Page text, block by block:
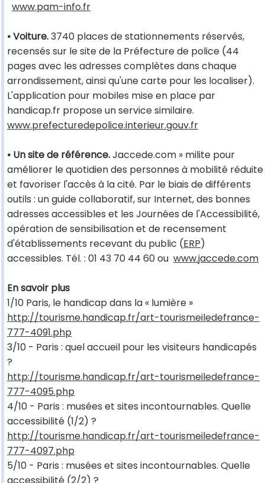
www.pam-info.fr
• Voiture.3740 places de stationnements réservés,
recensés sur le site de la Préfecture de police (44
pages avec les adresses complètes dans chaque
arrondissement, ainsi qu'une carte pour les localiser).
L'application pour mobiles mise en place par
handicap.fr propose un service similaire.
www.prefecturedepolice.interieur.gouv.fr
• Un site de référence.Jaccede.com » milite pour
améliorer le quotidien des personnes à mobilité réduite
et favoriser l'accès à la cité. Par le biais de différents
outils : un guide collaboratif, sur Internet, des bonnes
adresses accessibles et les Journées de l'Accessibilité,
opération de sensibilisation et de recensement
d'établissements recevant du public (ERP)
accessibles. Tél. : 01 43 70 44 60 ou www.jaccede.com
En savoir plus
1/10 Paris, le handicap dans la « lumière »
http://tourisme.handicap.fr/art-tourismeiledefrance-
777-4091.php
3/10 - Paris : quel accueil pour les visiteurs handicapés
?
http://tourisme.handicap.fr/art-tourismeiledefrance-
777-4095.php
4/10 - Paris : musées et sites incontournables. Quelle
accessibilité (1/2) ?
http://tourisme.handicap.fr/art-tourismeiledefrance-
777-4097.php
5/10 - Paris : musées et sites incontournables. Quelle